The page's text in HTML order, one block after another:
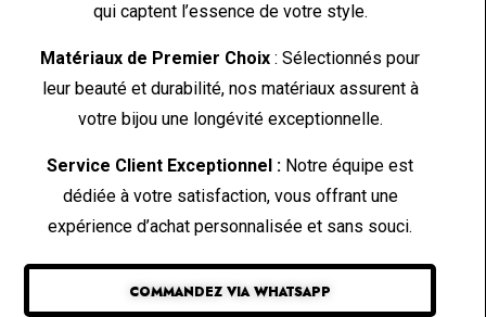
qui captent l’essence de votre style.
Matériaux de Premier Choix : Sélectionnés pour
leur beauté et durabilité, nos matériaux assurent à
votre bijou une longévité exceptionnelle.
Service Client Exceptionnel : Notre équipe est
dédiée à votre satisfaction, vous offrant une
expérience d’achat personnalisée et sans souci.
COMMANDEZ VIA WHATSAPP